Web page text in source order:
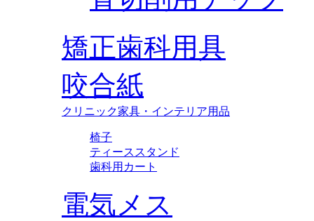
矯正歯科用具
咬合紙
クリニック家具・インテリア用品
椅子
ティーススタンド
歯科用カート
電気メス